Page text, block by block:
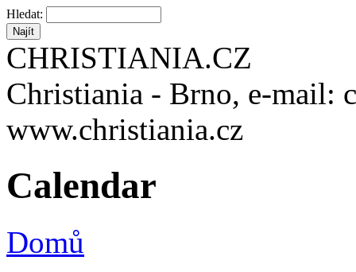
Hledat:
CHRISTIANIA.CZ
Christiania - Brno, e-mail:
www.christiania.cz
Calendar
Domů